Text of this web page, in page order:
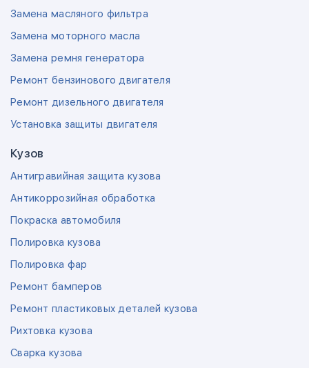
Замена масляного фильтра
Замена моторного масла
Замена ремня генератора
Ремонт бензинового двигателя
Ремонт дизельного двигателя
Установка защиты двигателя
Кузов
Антигравийная защита кузова
Антикоррозийная обработка
Покраска автомобиля
Полировка кузова
Полировка фар
Ремонт бамперов
Ремонт пластиковых деталей кузова
Рихтовка кузова
Сварка кузова